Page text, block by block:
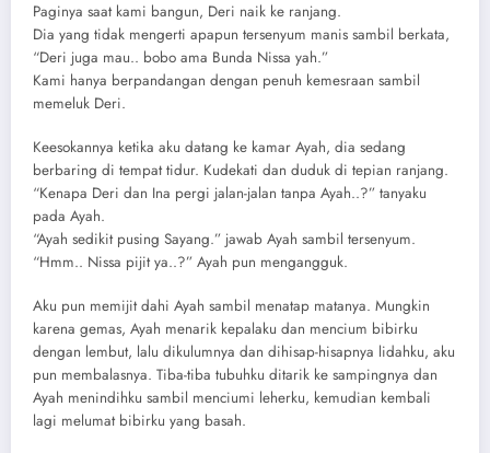
Paginya saat kami bangun, Deri naik ke ranjang.
Dia yang tidak mengerti apapun tersenyum manis sambil berkata,
“Deri juga mau.. bobo ama Bunda Nissa yah.”
Kami hanya berpandangan dengan penuh kemesraan sambil
memeluk Deri.
Keesokannya ketika aku datang ke kamar Ayah, dia sedang
berbaring di tempat tidur. Kudekati dan duduk di tepian ranjang.
“Kenapa Deri dan Ina pergi jalan-jalan tanpa Ayah..?” tanyaku
pada Ayah.
“Ayah sedikit pusing Sayang.” jawab Ayah sambil tersenyum.
“Hmm.. Nissa pijit ya..?” Ayah pun mengangguk.
Aku pun memijit dahi Ayah sambil menatap matanya. Mungkin
karena gemas, Ayah menarik kepalaku dan mencium bibirku
dengan lembut, lalu dikulumnya dan dihisap-hisapnya lidahku, aku
pun membalasnya. Tiba-tiba tubuhku ditarik ke sampingnya dan
Ayah menindihku sambil menciumi leherku, kemudian kembali
lagi melumat bibirku yang basah.